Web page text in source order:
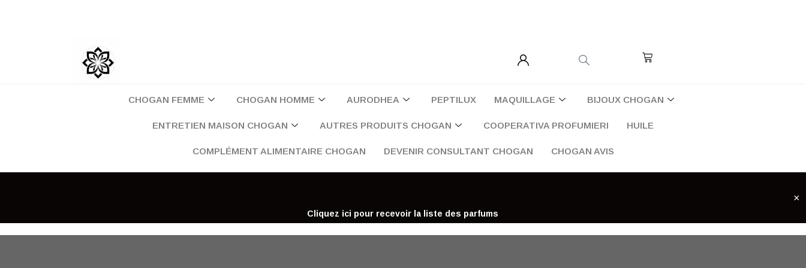
Cart
CHOGAN FEMME CHOGAN HOMME AURODHEA PEPTILUX MAQUILLAGE BIJOUX CHOGAN
ENTRETIEN MAISON CHOGAN AUTRES PRODUITS CHOGAN COOPERATIVA PROFUMIERI HUILE
COMPLÉMENT ALIMENTAIRE CHOGAN DEVENIR CONSULTANT CHOGAN CHOGAN AVIS
Cliquez ici pour recevoir la liste des parfums
×